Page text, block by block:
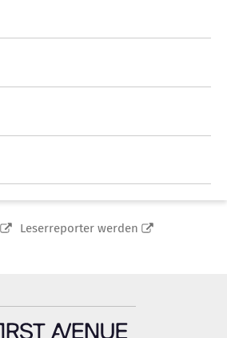
Leserreporter werden